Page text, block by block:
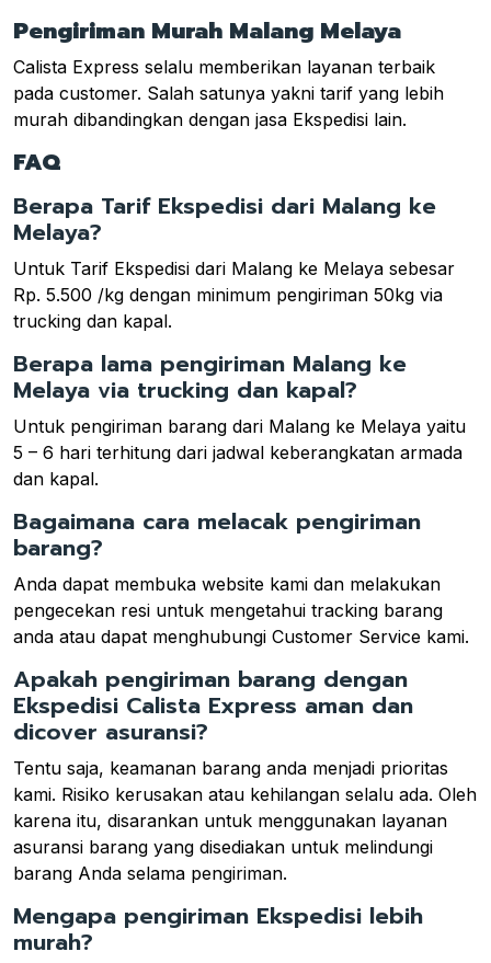
Pengiriman Murah Malang Melaya
Calista Express selalu memberikan layanan terbaik
pada customer. Salah satunya yakni tarif yang lebih
murah dibandingkan dengan jasa Ekspedisi lain.
FAQ
Berapa Tarif Ekspedisi dari Malang ke
Melaya?
Untuk Tarif Ekspedisi dari Malang ke Melaya sebesar
Rp. 5.500 /kg dengan minimum pengiriman 50kg via
trucking dan kapal.
Berapa lama pengiriman Malang ke
Melaya via trucking dan kapal?
Untuk pengiriman barang dari Malang ke Melaya yaitu
5 – 6 hari terhitung dari jadwal keberangkatan armada
dan kapal.
Bagaimana cara melacak pengiriman
barang?
Anda dapat membuka website kami dan melakukan
pengecekan resi untuk mengetahui tracking barang
anda atau dapat menghubungi Customer Service kami.
Apakah pengiriman barang dengan
Ekspedisi Calista Express aman dan
dicover asuransi?
Tentu saja, keamanan barang anda menjadi prioritas
kami. Risiko kerusakan atau kehilangan selalu ada. Oleh
karena itu, disarankan untuk menggunakan layanan
asuransi barang yang disediakan untuk melindungi
barang Anda selama pengiriman.
Mengapa pengiriman Ekspedisi lebih
murah?